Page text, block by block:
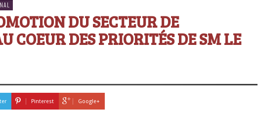
DU SECTEUR DE
COEUR DES PRIORITÉS DE SM LE
Pinterest Google+